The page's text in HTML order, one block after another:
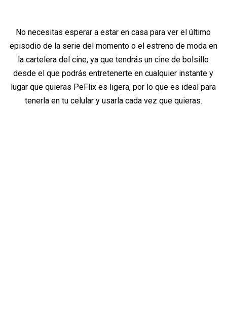
No necesitas esperar a estar en casa para ver el último
episodio de la serie del momento o el estreno de moda en
la cartelera del cine, ya que tendrás un cine de bolsillo
desde el que podrás entretenerte en cualquier instante y
lugar que quieras PeFlix es ligera, por lo que es ideal para
tenerla en tu celular y usarla cada vez que quieras.